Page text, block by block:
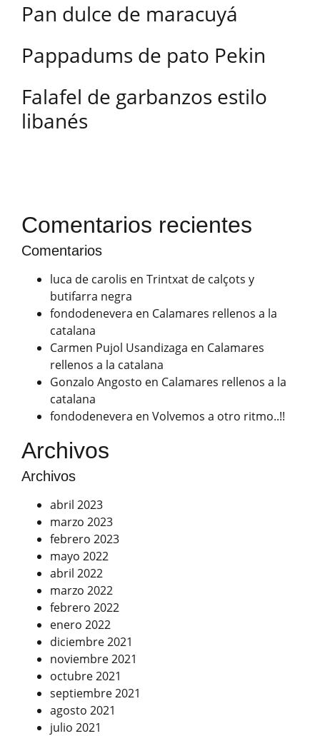
Pan dulce de maracuyá
Pappadums de pato Pekin
Falafel de garbanzos estilo
libanés
Comentarios recientes
Comentarios
luca de carolis en Trintxat de calçots y
butifarra negra
fondodenevera en Calamares rellenos a la
catalana
Carmen Pujol Usandizaga en Calamares
rellenos a la catalana
Gonzalo Angosto en Calamares rellenos a la
catalana
fondodenevera en Volvemos a otro ritmo..!!
Archivos
Archivos
abril 2023
marzo 2023
febrero 2023
mayo 2022
abril 2022
marzo 2022
febrero 2022
enero 2022
diciembre 2021
noviembre 2021
octubre 2021
septiembre 2021
agosto 2021
julio 2021